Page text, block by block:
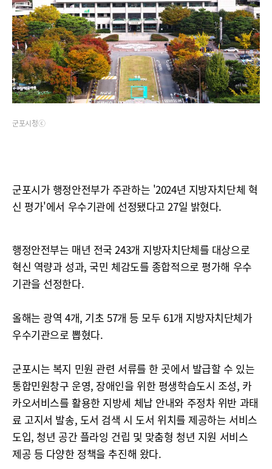
군포시청ⓒ
군포시가 행정안전부가 주관하는 '2024년 지방자치단체 혁
신 평가'에서 우수기관에 선정됐다고 27일 밝혔다.
행정안전부는 매년 전국 243개 지방자치단체를 대상으로
혁신 역량과 성과, 국민 체감도를 종합적으로 평가해 우수
기관을 선정한다.
올해는 광역 4개, 기초 57개 등 모두 61개 지방자치단체가
우수기관으로 뽑혔다.
군포시는 복지 민원 관련 서류를 한 곳에서 발급할 수 있는
통합민원창구 운영, 장애인을 위한 평생학습도시 조성, 카
카오서비스를 활용한 지방세 체납 안내와 주정차 위반 과태
료 고지서 발송, 도서 검색 시 도서 위치를 제공하는 서비스
도입, 청년 공간 플라잉 건립 및 맞춤형 청년 지원 서비스
제공 등 다양한 정책을 추진해 왔다.